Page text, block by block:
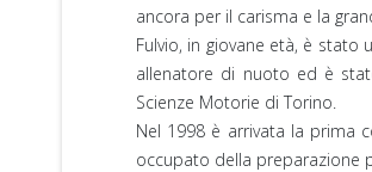
ancora per il carisma e la
Fulvio, in giovane età, è stato
allenatore di nuoto ed è
Scienze Motorie di Torino.
Nel 1998 è arrivata la prima
occupato della preparazione